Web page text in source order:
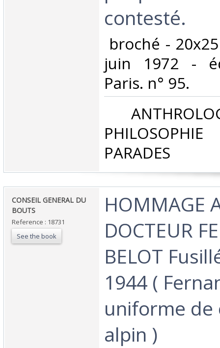
contesté.‎
broché -
juin 1972 -
Paris. n° 95.‎
PHILOSOPHIE
PARADES‎
‎CONSEIL GENERAL DU
BOUTS ‎
Reference : 18731
See the book
‎HOMMAGE
DOCTEUR
BELOT
1944 (
uniforme de
alpin ) ‎